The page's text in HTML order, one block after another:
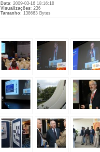
Data: 2009-03-16 18:16:18
Visualizações: 236
Tamanho: 138663 Bytes